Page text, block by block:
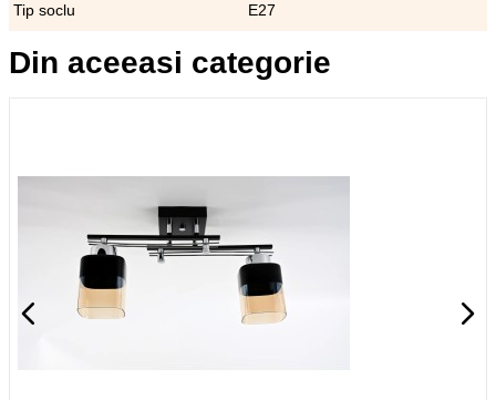
Tip soclu E27
Din aceeasi categorie